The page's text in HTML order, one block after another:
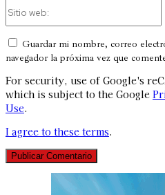
Guardar mi nombre, correo
navegador la próxima vez que
For security, use of Google's
which is subject to the Google
Use.
I agree to these terms.